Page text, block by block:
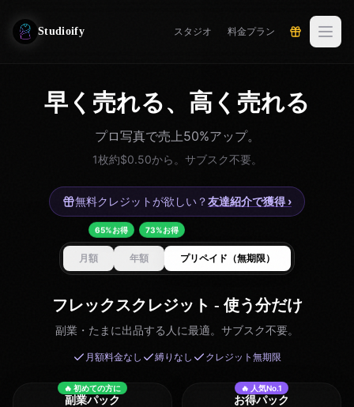
Studioify スタジオ 料金プラン
早く売れる、高く売れる
プロ写真で売上50%アップ。
1枚約$0.50から。サブスク不要。
無料クレジットが欲しい？友達紹介で獲得 ›
月額
65%お得
年額
73%お得
プリペイド（無期限）
フレックスクレジット - 使う分だけ
副業・たまに出品する人に最適。サブスク不要。
月額料金なし 縛りなし クレジット無期限
🔥 初めての方に
副業パック
🔥 人気No.1
お得パック